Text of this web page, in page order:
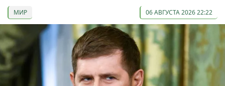
МИР 06 АВГУСТА 2026 22:22